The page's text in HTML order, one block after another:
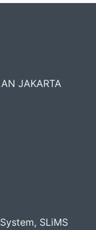
JAKARTA
SLiMS